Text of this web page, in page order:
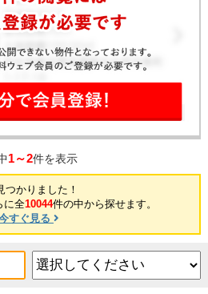
1～2件を表示
つかりました！
に全10044件の中から探せます。
すぐ見る